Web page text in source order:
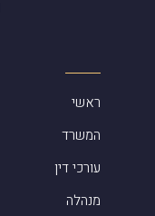
ראשי
המשרד
עורכי דין
מנהלה